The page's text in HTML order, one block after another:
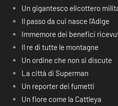
Un gigantesco elicottero
Il passo da cui nasce l’Adige
Immemore dei benefici
Il re di tutte le montagne
Un ordine che non si discute
La città di Superman
Un reporter dei fumetti
Un fiore come la Cattleya